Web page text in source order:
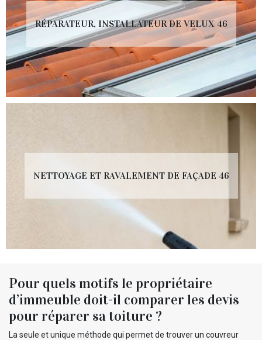
RÉPARATEUR, INSTALLATEUR DE VELUX 46
NETTOYAGE ET RAVALEMENT DE FAÇADE 46
Pour quels motifs le propriétaire
d’immeuble doit-il comparer les devis
pour réparer sa toiture ?
La seule et unique méthode qui permet de trouver un couvreur